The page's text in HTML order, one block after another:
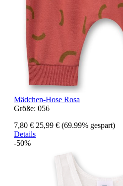
Mädchen-Hose Rosa
Größe: 056
7,80 € 25,99 € (69.99% gespart)
Details
-50%